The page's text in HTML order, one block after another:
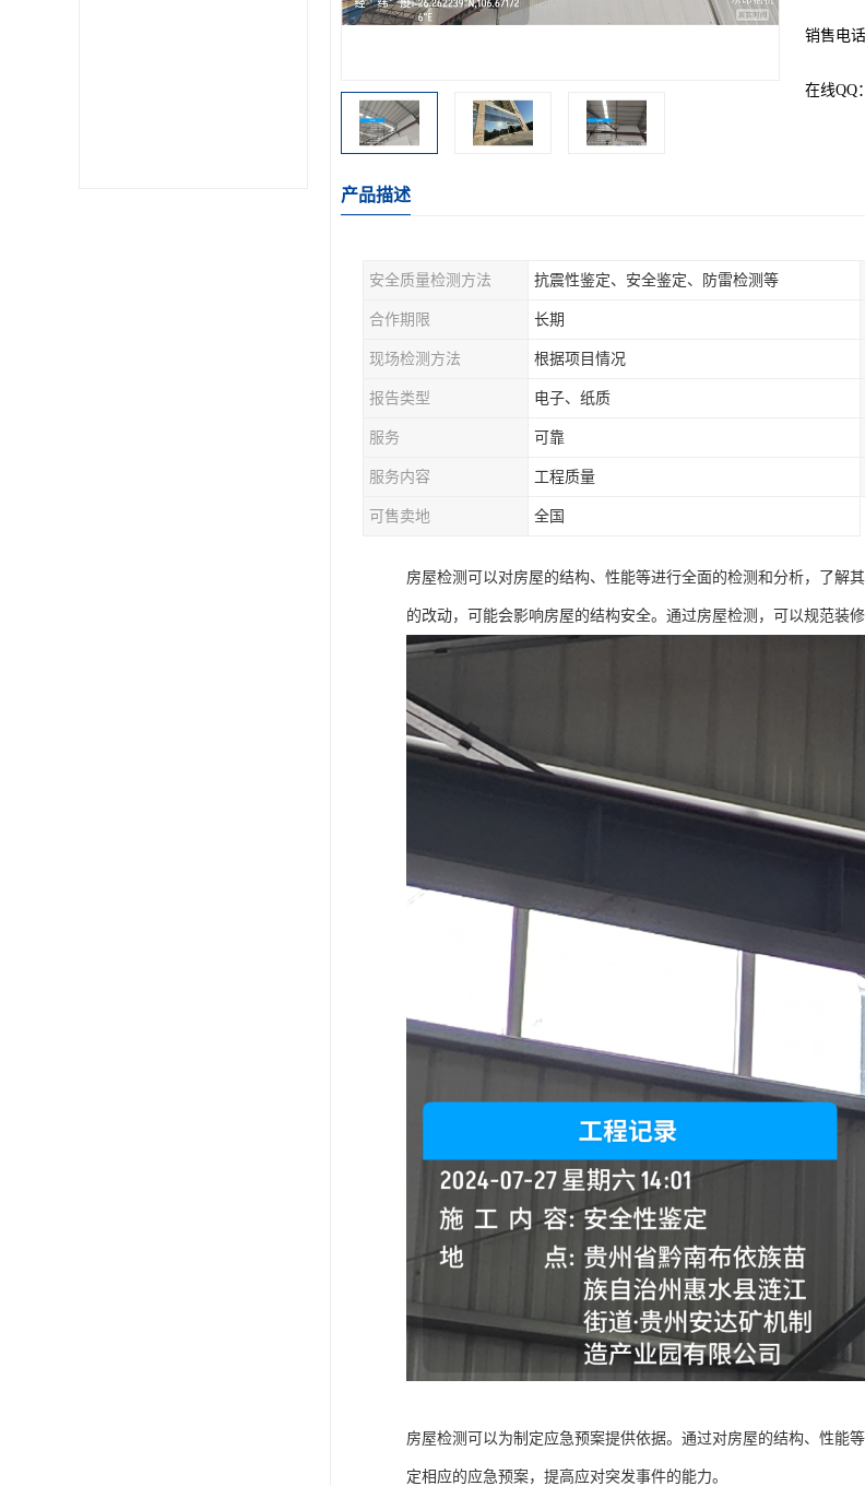
销售电话
在线QQ：
产品描述
安全质量检测方法 抗震性鉴定、安全鉴定、防雷检测等
合作期限 长期
现场检测方法 根据项目情况
报告类型 电子、纸质
服务 可靠
服务内容 工程质量
可售卖地 全国
房屋检测可以对房屋的结构、性能等进行全面的检测和分析，了解
的改动，可能会影响房屋的结构安全。通过房屋检测，可以规范装
房屋检测可以为制定应急预案提供依据。通过对房屋的结构、性能
定相应的应急预案，提高应对突发事件的能力。